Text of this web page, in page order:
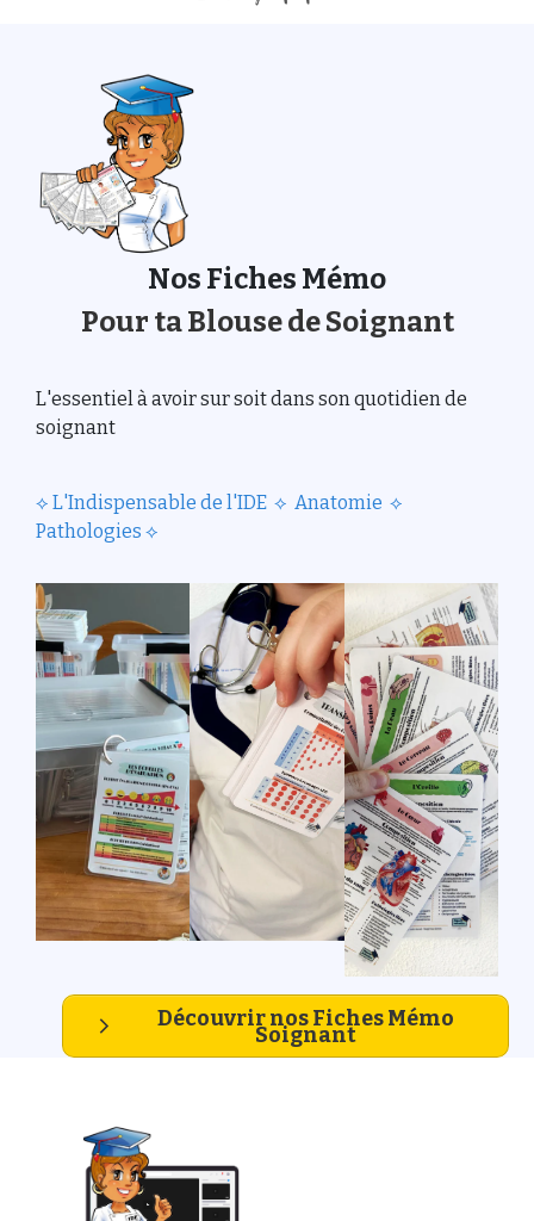
Nos Fiches Mémo
Pour ta Blouse de Soignant
L'essentiel à avoir sur soit dans son quotidien de
soignant
⟡ L'Indispensable de l'IDE ⟡ Anatomie ⟡
Pathologies ⟡
Découvrir nos Fiches Mémo
Soignant